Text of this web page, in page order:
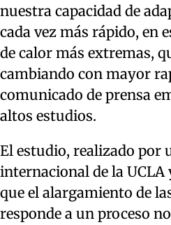
nuestra capacidad de
cada vez más rápido, en
de calor más extremas,
cambiando con mayor
comunicado de prensa
altos estudios.
El estudio, realizado por
internacional de la UCLA
que el alargamiento de
responde a un proceso